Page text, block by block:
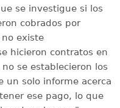
se investigue si los
cobrados por
existe
hicieron contratos en
se establecieron los
un solo informe acerca
ese pago, lo que